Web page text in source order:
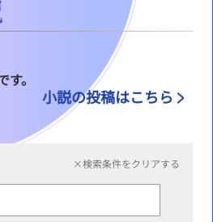
。
小説の投稿はこちら
×検索条件をクリアする